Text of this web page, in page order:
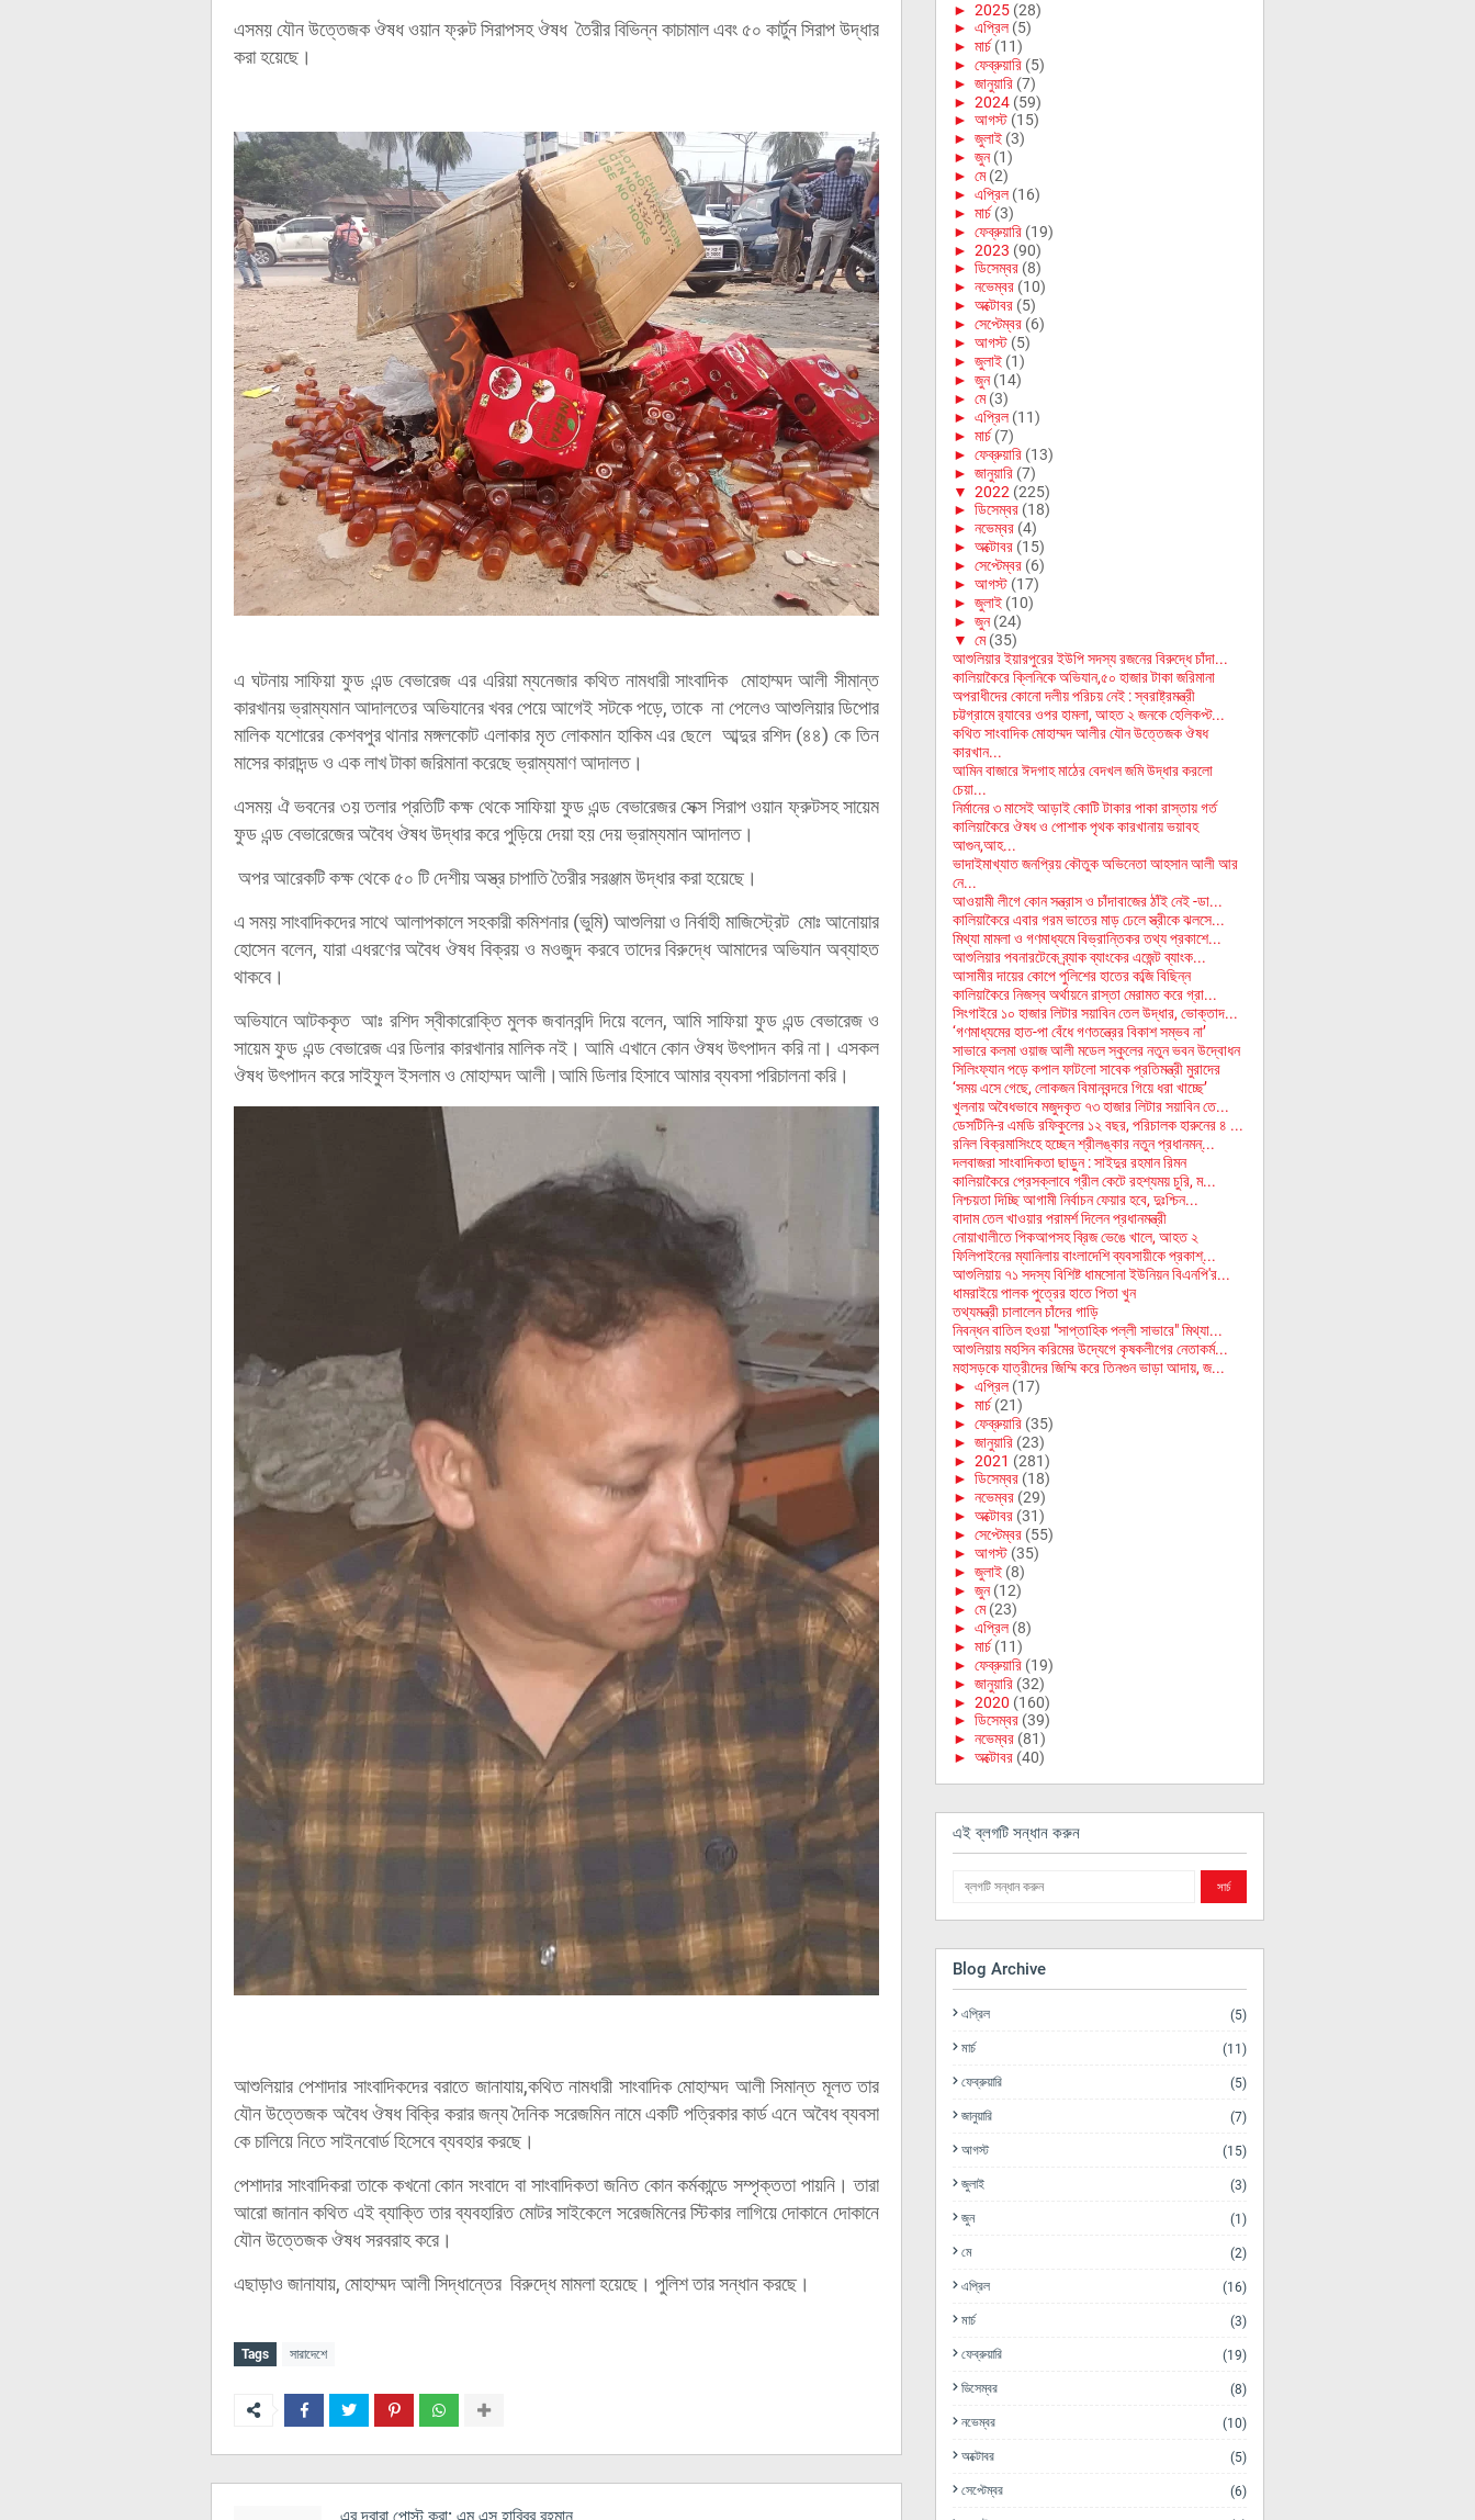
এসময় যৌন উত্তেজক ঔষধ ওয়ান ফ্রুট সিরাপসহ ঔষধ তৈরীর বিভিন্ন কাচামাল এবং ৫০ কার্টুন সিরাপ উদ্ধার
করা হয়েছে।
এ ঘটনায় সাফিয়া ফুড এন্ড বেভারেজ এর এরিয়া ম্যনেজার কথিত নামধারী সাংবাদিক মোহাম্মদ আলী সীমান্ত
কারখানয় ভ্রাম্যমান আদালতের অভিযানের খবর পেয়ে আগেই সটকে পড়ে, তাকে না পেলেও আশুলিয়ার ডিপোর
মালিক যশোরের কেশবপুর থানার মঙ্গলকোট এলাকার মৃত লোকমান হাকিম এর ছেলে আব্দুর রশিদ (৪৪) কে তিন
মাসের কারাদন্ড ও এক লাখ টাকা জরিমানা করেছে ভ্রাম্যমাণ আদালত।
এসময় ঐ ভবনের ৩য় তলার প্রতিটি কক্ষ থেকে সাফিয়া ফুড এন্ড বেভারেজর সেক্স সিরাপ ওয়ান ফ্রুটসহ সায়েম
ফুড এন্ড বেভারেজের অবৈধ ঔষধ উদ্ধার করে পুড়িয়ে দেয়া হয় দেয় ভ্রাম্যমান আদালত।
অপর আরেকটি কক্ষ থেকে ৫০ টি দেশীয় অস্ত্র চাপাতি তৈরীর সরঞ্জাম উদ্ধার করা হয়েছে।
এ সময় সাংবাদিকদের সাথে আলাপকালে সহকারী কমিশনার (ভুমি) আশুলিয়া ও নির্বাহী মাজিস্ট্রেট মোঃ আনোয়ার
হোসেন বলেন, যারা এধরণের অবৈধ ঔষধ বিক্রয় ও মওজুদ করবে তাদের বিরুদ্ধে আমাদের অভিযান অব্যাহত
থাকবে।
অভিযানে আটককৃত আঃ রশিদ স্বীকারোক্তি মুলক জবানবন্দি দিয়ে বলেন, আমি সাফিয়া ফুড এন্ড বেভারেজ ও
সায়েম ফুড এন্ড বেভারেজ এর ডিলার কারখানার মালিক নই। আমি এখানে কোন ঔষধ উৎপাদন করি না। এসকল
ঔষধ উৎপাদন করে সাইফুল ইসলাম ও মোহাম্মদ আলী।আমি ডিলার হিসাবে আমার ব্যবসা পরিচালনা করি।
আশুলিয়ার পেশাদার সাংবাদিকদের বরাতে জানাযায়,কথিত নামধারী সাংবাদিক মোহাম্মদ আলী সিমান্ত মূলত তার
যৌন উত্তেজক অবৈধ ঔষধ বিক্রি করার জন্য দৈনিক সরেজমিন নামে একটি পত্রিকার কার্ড এনে অবৈধ ব্যবসা
কে চালিয়ে নিতে সাইনবোর্ড হিসেবে ব্যবহার করছে।
পেশাদার সাংবাদিকরা তাকে কখনো কোন সংবাদে বা সাংবাদিকতা জনিত কোন কর্মকান্ডে সম্পৃক্ততা পায়নি। তারা
আরো জানান কথিত এই ব্যাক্তি তার ব্যবহারিত মোটর সাইকেলে সরেজমিনের স্টিকার লাগিয়ে দোকানে দোকানে
যৌন উত্তেজক ঔষধ সরবরাহ করে।
এছাড়াও জানাযায়, মোহাম্মদ আলী সিদ্ধান্তের বিরুদ্ধে মামলা হয়েছে। পুলিশ তার সন্ধান করছে।
Tags সারাদেশে
► 2025 (28)
► এপ্রিল (5)
► মার্চ (11)
► ফেব্রুয়ারি (5)
► জানুয়ারি (7)
► 2024 (59)
► আগস্ট (15)
► জুলাই (3)
► জুন (1)
► মে (2)
► এপ্রিল (16)
► মার্চ (3)
► ফেব্রুয়ারি (19)
► 2023 (90)
► ডিসেম্বর (8)
► নভেম্বর (10)
► অক্টোবর (5)
► সেপ্টেম্বর (6)
► আগস্ট (5)
► জুলাই (1)
► জুন (14)
► মে (3)
► এপ্রিল (11)
► মার্চ (7)
► ফেব্রুয়ারি (13)
► জানুয়ারি (7)
▼ 2022 (225)
► ডিসেম্বর (18)
► নভেম্বর (4)
► অক্টোবর (15)
► সেপ্টেম্বর (6)
► আগস্ট (17)
► জুলাই (10)
► জুন (24)
▼ মে (35)
আশুলিয়ার ইয়ারপুরের ইউপি সদস্য রজনের বিরুদ্ধে চাঁদা...
কালিয়াকৈরে ক্লিনিকে অভিযান,৫০ হাজার টাকা জরিমানা
অপরাধীদের কোনো দলীয় পরিচয় নেই : স্বরাষ্ট্রমন্ত্রী
চট্টগ্রামে র‍্যাবের ওপর হামলা, আহত ২ জনকে হেলিকপ্ট...
কথিত সাংবাদিক মোহাম্মদ আলীর যৌন উত্তেজক ঔষধ
কারখান...
আমিন বাজারে ঈদগাহ মাঠের বেদখল জমি উদ্ধার করলো
চেয়া...
নির্মানের ৩ মাসেই আড়াই কোটি টাকার পাকা রাস্তায় গর্ত
কালিয়াকৈরে ঔষধ ও পোশাক পৃথক কারখানায় ভয়াবহ
আগুন,আহ...
ভাদাইমাখ্যাত জনপ্রিয় কৌতুক অভিনেতা আহসান আলী আর
নে...
আওয়ামী লীগে কোন সন্ত্রাস ও চাঁদাবাজের ঠাঁই নেই -ডা...
কালিয়াকৈরে এবার গরম ভাতের মাড় ঢেলে স্ত্রীকে ঝলসে...
মিথ্যা মামলা ও গণমাধ্যমে বিভ্রান্তিকর তথ্য প্রকাশে...
আশুলিয়ার পবনারটেকে ব্র্যাক ব্যাংকের এজেন্ট ব্যাংক...
আসামীর দায়ের কোপে পুলিশের হাতের কব্জি বিছিন্ন
কালিয়াকৈরে নিজস্ব অর্থায়নে রাস্তা মেরামত করে গ্রা...
সিংগাইরে ১০ হাজার লিটার সয়াবিন তেল উদ্ধার, ভোক্তাদ...
‘গণমাধ্যমের হাত-পা বেঁধে গণতন্ত্রের বিকাশ সম্ভব না’
সাভারে কলমা ওয়াজ আলী মডেল স্কুলের নতুন ভবন উদ্বোধন
সিলিংফ্যান পড়ে কপাল ফাটলো সাবেক প্রতিমন্ত্রী মুরাদের
‘সময় এসে গেছে, লোকজন বিমানবন্দরে গিয়ে ধরা খাচ্ছে’
খুলনায় অবৈধভাবে মজুদকৃত ৭৩ হাজার লিটার সয়াবিন তে...
ডেসটিনি-র এমডি রফিকুলের ১২ বছর, পরিচালক হারুনের ৪ ...
রনিল বিক্রমাসিংহে হচ্ছেন শ্রীলঙ্কার নতুন প্রধানমন্...
দলবাজরা সাংবাদিকতা ছাড়ুন : সাইদুর রহমান রিমন
কালিয়াকৈরে প্রেসক্লাবে গ্রীল কেটে রহশ্যময় চুরি, ম...
নিশ্চয়তা দিচ্ছি আগামী নির্বাচন ফেয়ার হবে, দুঃশ্চিন...
বাদাম তেল খাওয়ার পরামর্শ দিলেন প্রধানমন্ত্রী
নোয়াখালীতে পিকআপসহ ব্রিজ ভেঙে খালে, আহত ২
ফিলিপাইনের ম্যানিলায় বাংলাদেশি ব্যবসায়ীকে প্রকাশ্...
আশুলিয়ায় ৭১ সদস্য বিশিষ্ট ধামসোনা ইউনিয়ন বিএনপি'র...
ধামরাইয়ে পালক পুত্রের হাতে পিতা খুন
তথ্যমন্ত্রী চালালেন চাঁদের গাড়ি
নিবন্ধন বাতিল হওয়া "সাপ্তাহিক পল্লী সাভারে" মিথ্যা...
আশুলিয়ায় মহসিন করিমের উদ্যেগে কৃষকলীগের নেতাকর্ম...
মহাসড়কে যাত্রীদের জিম্মি করে তিনগুন ভাড়া আদায়, জ...
► এপ্রিল (17)
► মার্চ (21)
► ফেব্রুয়ারি (35)
► জানুয়ারি (23)
► 2021 (281)
► ডিসেম্বর (18)
► নভেম্বর (29)
► অক্টোবর (31)
► সেপ্টেম্বর (55)
► আগস্ট (35)
► জুলাই (8)
► জুন (12)
► মে (23)
► এপ্রিল (8)
► মার্চ (11)
► ফেব্রুয়ারি (19)
► জানুয়ারি (32)
► 2020 (160)
► ডিসেম্বর (39)
► নভেম্বর (81)
► অক্টোবর (40)
এই ব্লগটি সন্ধান করুন
Blog Archive
এপ্রিল (5)
মার্চ (11)
ফেব্রুয়ারি (5)
জানুয়ারি (7)
আগস্ট (15)
জুলাই (3)
জুন (1)
মে (2)
এপ্রিল (16)
মার্চ (3)
ফেব্রুয়ারি (19)
ডিসেম্বর (8)
নভেম্বর (10)
অক্টোবর (5)
সেপ্টেম্বর (6)